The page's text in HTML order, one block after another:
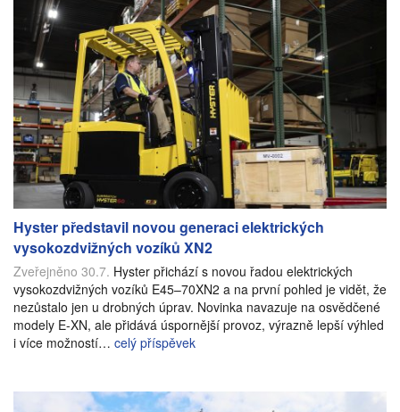
Hyster představil novou generaci elektrických
vysokozdvižných vozíků XN2
Zveřejněno 30.7. Hyster přichází s novou řadou elektrických
vysokozdvižných vozíků E45–70XN2 a na první pohled je vidět, že
nezůstalo jen u drobných úprav. Novinka navazuje na osvědčené
modely E-XN, ale přidává úspornější provoz, výrazně lepší výhled
i více možností… celý příspěvek